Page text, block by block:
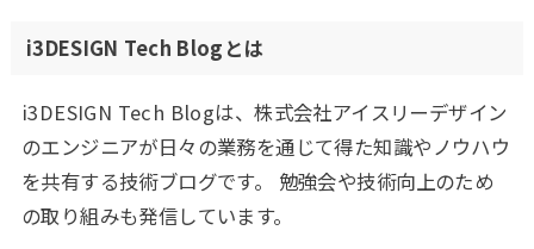
i3DESIGN Tech Blogとは
i3DESIGN Tech Blogは、株式会社アイスリーデザイン
のエンジニアが日々の業務を通じて得た知識やノウハウ
を共有する技術ブログです。 勉強会や技術向上のため
の取り組みも発信しています。